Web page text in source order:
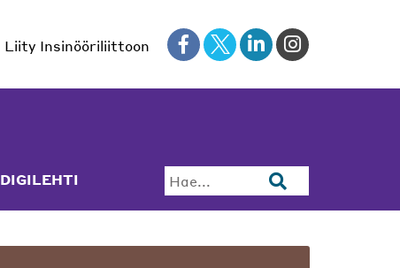
Liity Insinööriliittoon
DIGILEHTI Hae...